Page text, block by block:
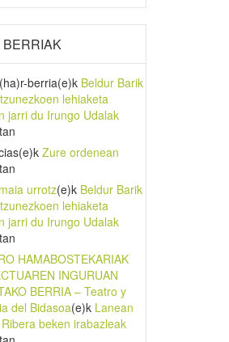
berria(e)k Beldur Barik
lehiaketa
jarri du Irungo Udalak
(e)k Zure ordenean
urrotz(e)k Beldur Barik
lehiaketa
jarri du Irungo Udalak
HAMABOSTEKARIAK
INGURUAN
BERRIA – Teatro y
del Bidasoa(e)k Lanean
beken irabazleak